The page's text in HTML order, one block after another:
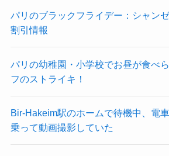
パリのブラックフライデー：シャン
割引情報
パリの幼稚園・小学校でお昼が食べ
フのストライキ！
Bir-Hakeim駅のホームで待機中、電
乗って動画撮影していた